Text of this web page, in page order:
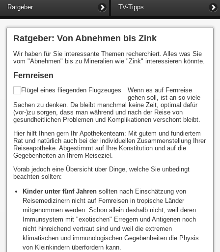
Ratgeber TV-Tipps
Ratgeber: Von Abnehmen bis Zink
Wir haben für Sie interessante Themen recherchiert. Alles was Sie
vom "Abnehmen" bis zu Mineralien wie "Zink" interessieren könnte.
Fernreisen
Wenn es auf Fernreise
gehen soll, ist an so viele
Sachen zu denken. Da bleibt manchmal keine Zeit, optimal dafür
(vor-)zu sorgen, dass man während und nach der Reise von
gesundheitlichen Problemen und Komplikationen verschont bleibt.
Hier hilft Ihnen gern Ihr Apothekenteam: Mit gutem und fundiertem
Rat und natürlich auch bei der individuellen Zusammenstellung Ihrer
Reiseapotheke. Abgestimmt auf Ihre Konstitution und auf die
Gegebenheiten an Ihrem Reiseziel.
Vorab jedoch eine Übersicht über Dinge, welche Sie unbedingt
beachten sollten:
Kinder unter fünf Jahren sollten nach Einschätzung von
Reisemedizinern nicht auf Fernreisen in tropische Länder
mitgenommen werden. Schon allein deshalb nicht, weil deren
Immunsystem mit "exotischen" Erregern und Antigenen noch
nicht hinreichend vertraut sind und weil die extremen
klimatischen und immunologischen Gegebenheiten die Physis
von Kleinkindern überfordern kann.